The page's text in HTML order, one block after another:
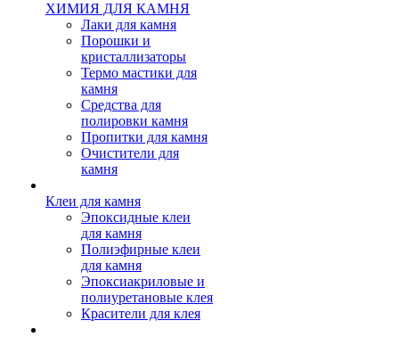
ХИМИЯ ДЛЯ КАМНЯ
Лаки для камня
Порошки и
кристаллизаторы
Термо мастики для
камня
Средства для
полировки камня
Пропитки для камня
Очистители для
камня
Клеи для камня
Эпоксидные клеи
для камня
Полиэфирные клеи
для камня
Эпоксиакриловые и
полиуретановые клея
Красители для клея